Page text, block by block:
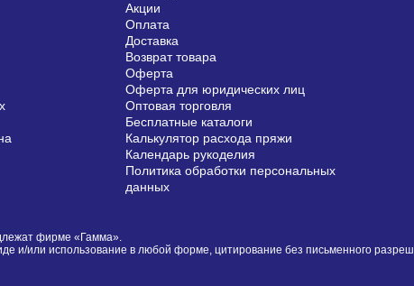
Акции
Оплата
Доставка
Возврат товара
Оферта
Оферта для юридических лиц
Оптовая торговля
Бесплатные каталоги
Калькулятор расхода пряжи
Календарь рукоделия
Политика обработки персональных
данных
фирме «Гамма».
и/или использование в любой форме, цитирование без письменного